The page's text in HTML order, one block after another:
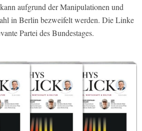
aufgrund der Manipulationen und
in Berlin bezweifelt werden. Die Linke
Partei des Bundestages.